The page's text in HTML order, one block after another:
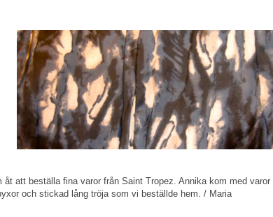
att beställa fina varor från Saint Tropez. Annika kom med
och stickad lång tröja som vi beställde hem. / Maria